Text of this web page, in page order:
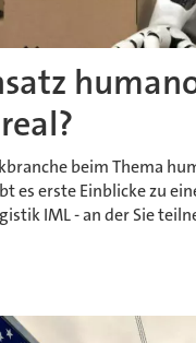
beim Thema
es erste Einblicke zu
IML - an der Sie